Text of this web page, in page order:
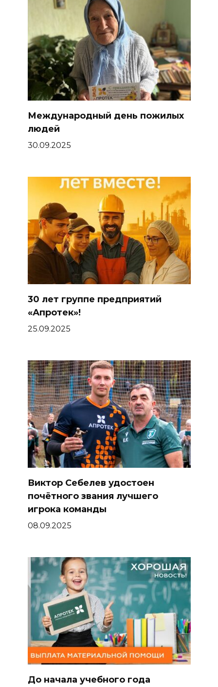
Международный день пожилых
людей
30.09.2025
30 лет группе предприятий
«Апротек»!
25.09.2025
Виктор Себелев удостоен
почётного звания лучшего
игрока команды
08.09.2025
До начала учебного года